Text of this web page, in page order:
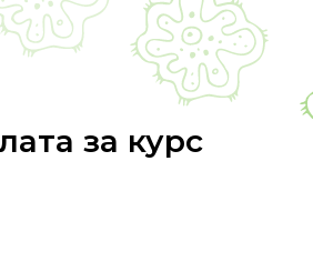
за курс